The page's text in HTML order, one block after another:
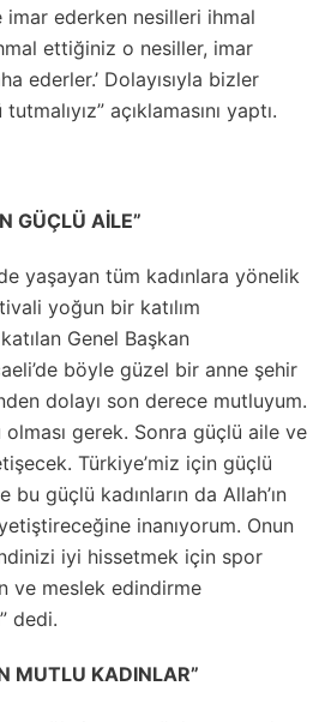
imar ederken nesilleri ihmal
ettiğiniz o nesiller, imar
ederler.’ Dolayısıyla bizler
açıklamasını yaptı.
GÜÇLÜ AİLE”
yaşayan tüm kadınlara yönelik
yoğun bir katılım
Genel Başkan
böyle güzel bir anne şehir
dolayı son derece mutluyum.
olması gerek. Sonra güçlü aile ve
Türkiye’miz için güçlü
güçlü kadınların da Allah’ın
inanıyorum. Onun
iyi hissetmek için spor
ve meslek edindirme
dedi.
MUTLU KADINLAR”